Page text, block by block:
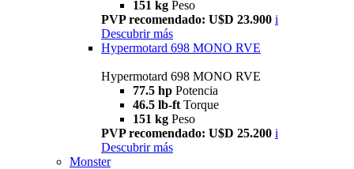
151 kg Peso
PVP recomendado: U$D 23.900 i
Descubrir más
Hypermotard 698 MONO RVE
Hypermotard 698 MONO RVE
77.5 hp Potencia
46.5 lb-ft Torque
151 kg Peso
PVP recomendado: U$D 25.200 i
Descubrir más
Monster